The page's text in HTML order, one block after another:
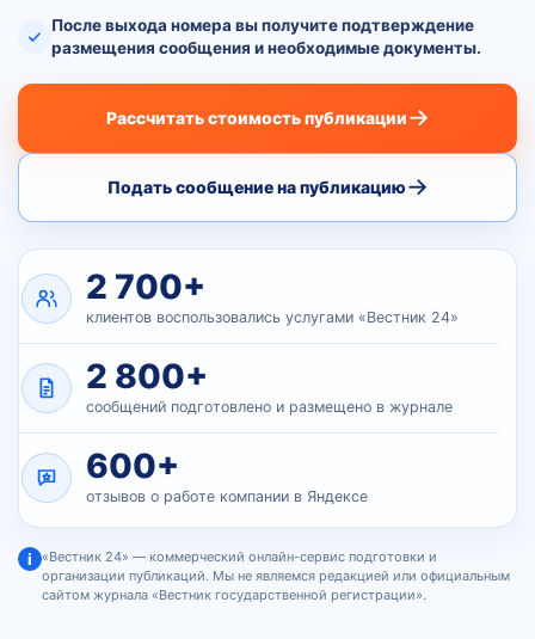
После выхода номера вы получите подтверждение
размещения сообщения и необходимые документы.
Рассчитать стоимость публикации→
Подать сообщение на публикацию→
2 700+
клиентов воспользовались услугами «Вестник 24»
2 800+
сообщений подготовлено и размещено в журнале
600+
отзывов о работе компании в Яндексе
i
«Вестник 24» — коммерческий онлайн-сервис подготовки и
организации публикаций. Мы не являемся редакцией или официальным
сайтом журнала «Вестник государственной регистрации».